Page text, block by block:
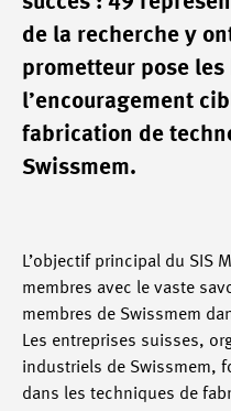
de la recherche y
prometteur pose les
l’encouragement
fabrication de
Swissmem.
L’objectif principal du SIS
membres avec le vaste
membres de Swissmem
Les entreprises suisses,
industriels de Swissmem,
dans les techniques de